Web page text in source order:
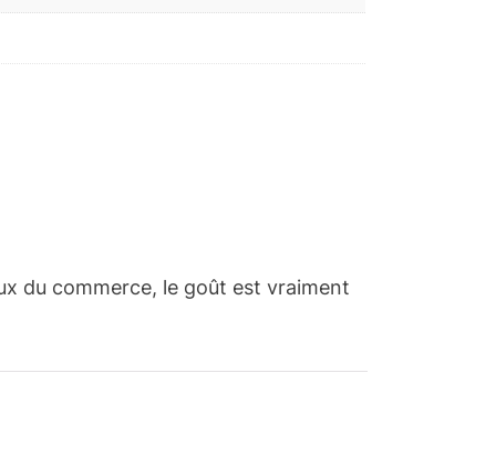
du commerce, le goût est vraiment